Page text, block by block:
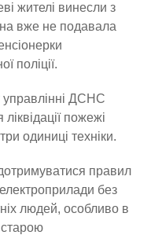
жителі винесли з
вже не подавала
поліції.
ДСНС
пожежі
одиниці техніки.
правил
без
людей, особливо в